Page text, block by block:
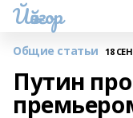
Йәйғор
Общие статьи 18
Путин